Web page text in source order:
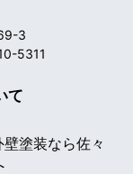
3
5311
て
塗装なら佐々